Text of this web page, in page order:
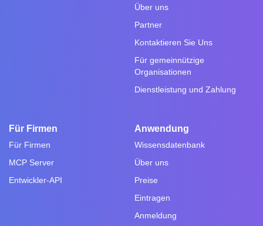
Über uns
Partner
Kontaktieren Sie Uns
Für gemeinnützige
Organisationen
Dienstleistung und Zahlung
Für Firmen
Für Firmen
MCP Server
Entwickler-API
Anwendung
Wissensdatenbank
Über uns
Preise
Eintragen
Anmeldung